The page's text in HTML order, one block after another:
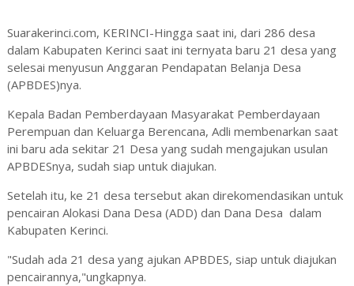
Suarakerinci.com, KERINCI-Hingga saat ini, dari 286 desa
dalam Kabupaten Kerinci saat ini ternyata baru 21 desa yang
selesai menyusun Anggaran Pendapatan Belanja Desa
(APBDES)nya.
Kepala Badan Pemberdayaan Masyarakat Pemberdayaan
Perempuan dan Keluarga Berencana, Adli membenarkan saat
ini baru ada sekitar 21 Desa yang sudah mengajukan usulan
APBDESnya, sudah siap untuk diajukan.
Setelah itu, ke 21 desa tersebut akan direkomendasikan untuk
pencairan Alokasi Dana Desa (ADD) dan Dana Desa dalam
Kabupaten Kerinci.
"Sudah ada 21 desa yang ajukan APBDES, siap untuk diajukan
pencairannya,"ungkapnya.